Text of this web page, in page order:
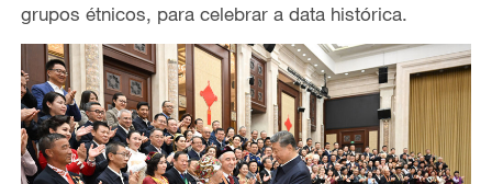
grupos étnicos, para celebrar a data histórica.